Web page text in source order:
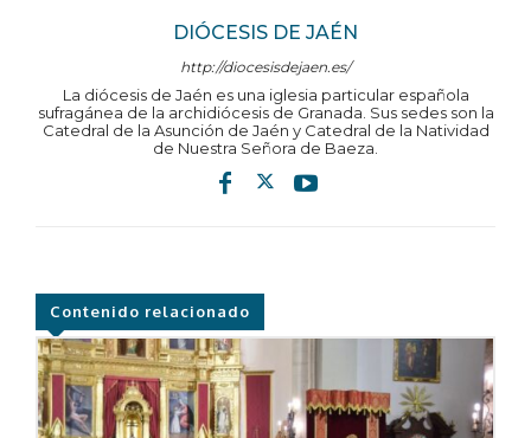
DIÓCESIS DE JAÉN
http://diocesisdejaen.es/
La diócesis de Jaén es una iglesia particular española
sufragánea de la archidiócesis de Granada. Sus sedes son la
Catedral de la Asunción de Jaén y Catedral de la Natividad
de Nuestra Señora de Baeza.
Contenido relacionado